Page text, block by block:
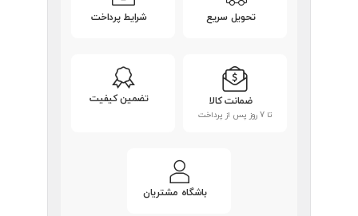
تحویل سریع شرایط پرداخت
ضمانت کالا
تا 7 روز پس از پرداخت
تضمین کیفیت
باشگاه مشتریان